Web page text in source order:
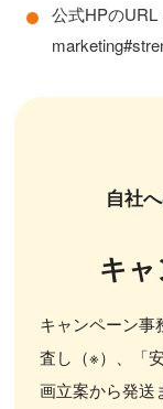
公式HPのURL
自社
キ
キャンペーン事
査し（※）、「
画立案から発送